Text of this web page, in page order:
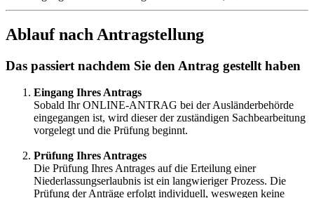
Ablauf nach Antragstellung
Das passiert nachdem Sie den Antrag gestellt haben
Eingang Ihres Antrags
Sobald Ihr ONLINE-ANTRAG bei der Ausländerbehörde
eingegangen ist, wird dieser der zuständigen Sachbearbeitung
vorgelegt und die Prüfung beginnt.
Prüfung Ihres Antrages
Die Prüfung Ihres Antrages auf die Erteilung einer
Niederlassungserlaubnis ist ein langwieriger Prozess. Die
Prüfung der Anträge erfolgt individuell, weswegen keine